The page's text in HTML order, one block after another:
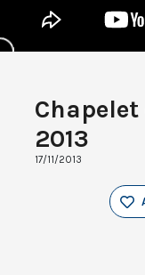
Chapelet
2013
17/11/2013